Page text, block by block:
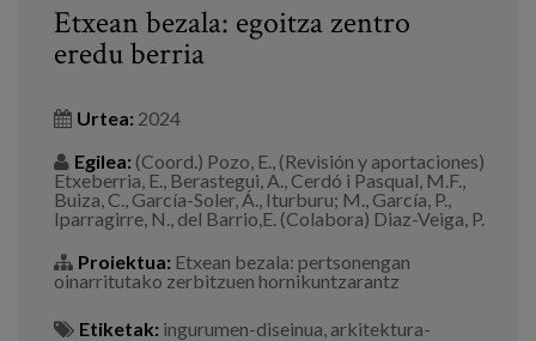
Etxean bezala: egoitza zentro
eredu berria
Urtea: 2024
Egilea: (Coord.) Pozo, E., (Revisión y aportaciones)
Etxeberria, E., Berastegui, A., Cerdó i Pasqual, M.F.,
Buiza, C., García-Soler, Á., Iturburu; M., García, P.,
Iparragirre, N., del Barrio,E. (Colabora) Diaz-Veiga, P.
Proiektua: Etxean bezala: pertsonengan
oinarritutako zerbitzuen hornikuntzarantz
Etiketak: ingurumen-diseinua arkitektura-